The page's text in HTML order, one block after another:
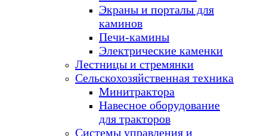
Экраны и порталы для
каминов
Печи-камины
Электрические каменки
Лестницы и стремянки
Сельскохозяйственная техника
Минитрактора
Навесное оборудование
для тракторов
Системы управления и